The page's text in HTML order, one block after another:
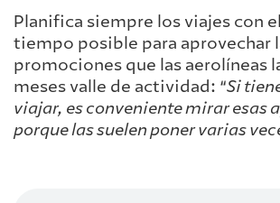
Planifica siempre los viajes con
tiempo posible para aprovechar
promociones que las aerolíneas
meses valle de actividad: “Si
viajar, es conveniente mirar esas
porque las suelen poner varias